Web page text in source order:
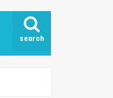
search